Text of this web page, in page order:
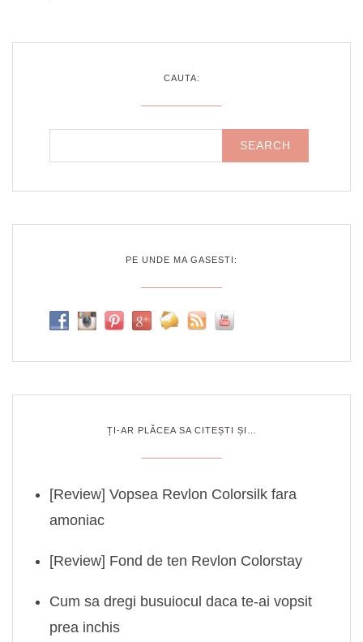
CAUTA:
PE UNDE MA GASESTI:
ȚI-AR PLĂCEA SA CITEȘTI ȘI…
[Review] Vopsea Revlon Colorsilk fara
amoniac
[Review] Fond de ten Revlon Colorstay
Cum sa dregi busuiocul daca te-ai vopsit
prea inchis